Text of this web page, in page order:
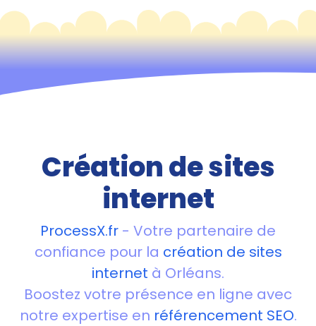
Création de sites
internet
ProcessX.fr - Votre partenaire de
confiance pour la création de sites
internet à Orléans.
Boostez votre présence en ligne avec
notre expertise en référencement SEO.